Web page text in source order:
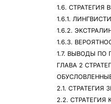
1.6. СТРАТЕГИЯ
1.6.1.
1.6.2.
1.6.3.
1.7. ВЫВОДЫ ПО
ГЛАВА 2
2.1. СТРАТЕГИЯ
2.2. СТРАТЕГИЯ